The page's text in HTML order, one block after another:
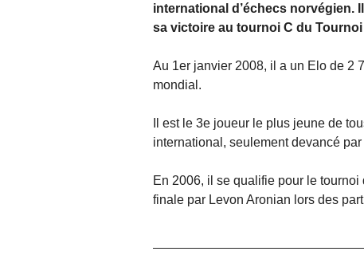
international d’échecs norvégien.
sa victoire au tournoi C du Tournoi
Au 1er janvier 2008, il a un Elo de 2
mondial.
Il est le 3e joueur le plus jeune de
international, seulement devancé
En 2006, il se qualifie pour le
finale par Levon Aronian lors des